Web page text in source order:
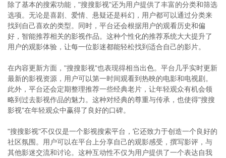
除了基本的搜索功能，"搜搜影视"还为用户提供了丰富的分类和筛选
选项。无论是喜剧、爱情、悬疑还是科幻，用户都可以通过分类来
找到自己喜欢的类型。同时，平台还会根据用户的观看历史和偏
好，智能推荐相关的影视作品。这种个性化的推荐系统大大提升了
用户的观影体验，让每一位影迷都能轻松找到适合自己的影片。
在内容更新方面，"搜搜影视"也表现得相当出色。平台几乎实时更新
最新的影视资源，用户可以第一时间观看到热映的电影和电视剧。
此外，平台还会定期整理推荐一些经典老片，让年轻观众有机会领
略到过去影视作品的魅力。这种对经典的尊重与传承，也使得"搜搜
影视"在年轻观众中赢得了良好的口碑。
"搜搜影视"不仅仅是一个影视搜索平台，它还致力于创造一个良好的
社区氛围。用户可以在平台上分享自己的观影感受，撰写影评，与
其他影迷交流和讨论。这种互动性不仅为用户提供了一个表达自我